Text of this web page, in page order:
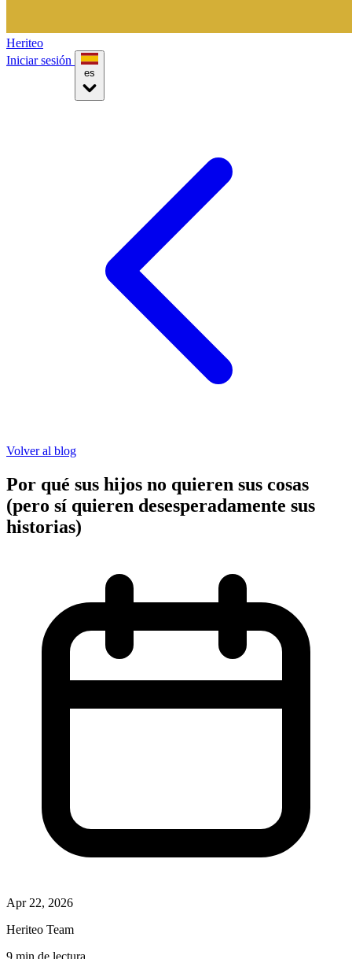
Heriteo
Iniciar sesión
Volver al blog
Por qué sus hijos no quieren sus cosas
(pero sí quieren desesperadamente sus
historias)
Apr 22, 2026
Heriteo Team